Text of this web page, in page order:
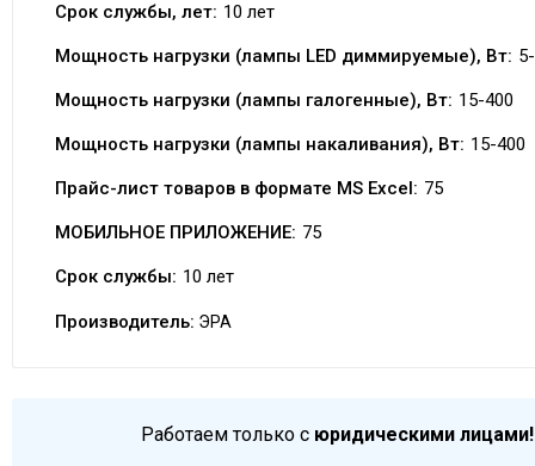
Срок службы, лет: 10 лет
Мощность нагрузки (лампы LED диммируемые), Вт:
Мощность нагрузки (лампы галогенные), Вт: 15-400
Мощность нагрузки (лампы накаливания), Вт: 15-400
Прайс-лист товаров в формате MS Excel: 75
МОБИЛЬНОЕ ПРИЛОЖЕНИЕ: 75
Срок службы: 10 лет
Производитель: ЭРА
Работаем только с юридическими лицами!